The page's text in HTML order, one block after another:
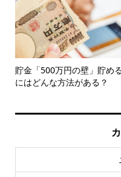
貯金「500万円の壁」貯め
にはどんな方法がある？